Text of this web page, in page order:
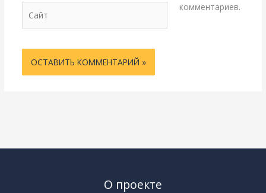
комментариев.
О проекте